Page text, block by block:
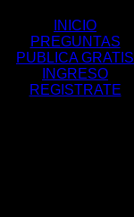
INICIO
PREGUNTAS
PUBLICA GRATIS
INGRESO
REGISTRATE